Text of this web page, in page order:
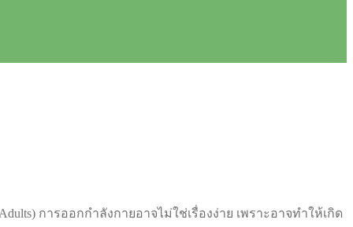
การออกกำลังกายอาจไม่ใช่เรื่องง่าย เพราะอาจทำให้เกิด